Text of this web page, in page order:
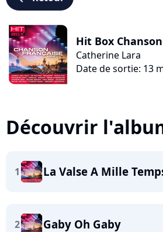
Hit Box
Catherine Lara
Date de sortie: 13
Découvrir
1 La Valse A Mille
2 Gaby Oh Gaby